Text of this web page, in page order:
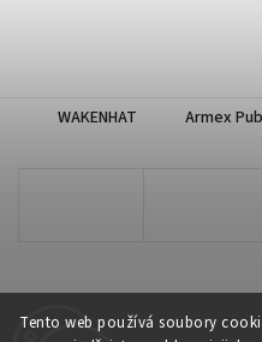
Tento web používá soubory
WAKENHAT Armex